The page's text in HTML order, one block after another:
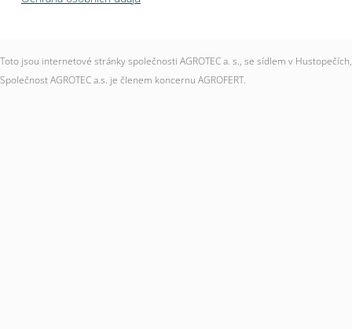
Toto jsou internetové stránky společnosti AGROTEC a. s., se sídlem v
Společnost AGROTEC a.s. je členem koncernu AGROFERT.